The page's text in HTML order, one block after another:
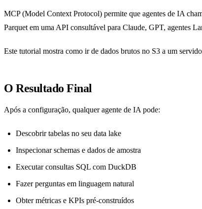
MCP (Model Context Protocol) permite que agentes de IA
Parquet em uma API consultável para Claude, GPT, agentes
Este tutorial mostra como ir de dados brutos no S3 a um
O Resultado Final
Após a configuração, qualquer agente de IA pode:
Descobrir tabelas no seu data lake
Inspecionar schemas e dados de amostra
Executar consultas SQL com DuckDB
Fazer perguntas em linguagem natural
Obter métricas e KPIs pré-construídos